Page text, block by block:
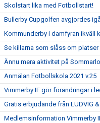
Skolstart lika med Fotbollstart!
Bullerby Cupgolfen avgjordes
Kommunderby i damfyran ikväll
Se killarna som slåss om
Ännu mera aktivitet på
Anmälan Fotbollskola 2021 v.25
Vimmerby IF gör förändringar i
Gratis erbjudande från LUDVIG &
Medlemsinformation Vimmerby